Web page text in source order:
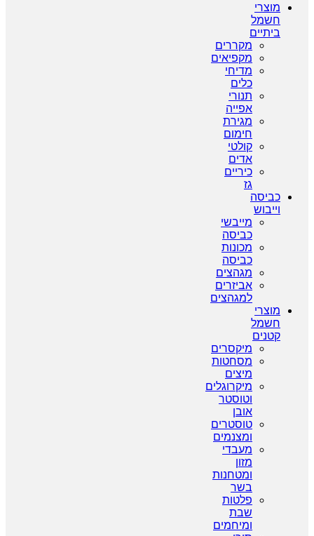
מוצרי
חשמל
ביתיים
מקררים
מקפיאים
מדיחי
כלים
תנורי
אפייה
מגירת
חימום
קולטי
אדים
כיריים
גז
כביסה
וייבוש
מייבשי
כביסה
מכונות
כביסה
מגהצים
אביזרים
למגהצים
מוצרי
חשמל
קטנים
מיקסרים
מסחטות
מיצים
מיקרוגלים
וטוסטר
אובן
טוסטרים
ומצנמים
מעבדי
מזון
ומטחנות
בשר
פלטות
שבת
ומיחמים